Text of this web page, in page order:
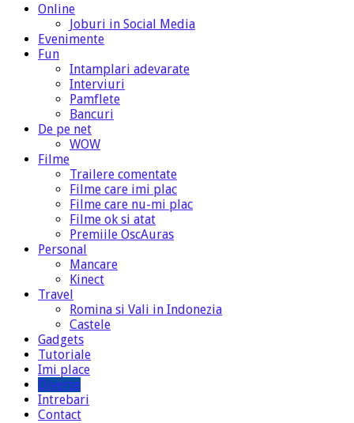
Online
Joburi in Social Media
Evenimente
Fun
Intamplari adevarate
Interviuri
Pamflete
Bancuri
De pe net
WOW
Filme
Trailere comentate
Filme care imi plac
Filme care nu-mi plac
Filme ok si atat
Premiile OscAuras
Personal
Mancare
Kinect
Travel
Romina si Vali in Indonezia
Castele
Gadgets
Tutoriale
Imi place
Diverse
Intrebari
Contact